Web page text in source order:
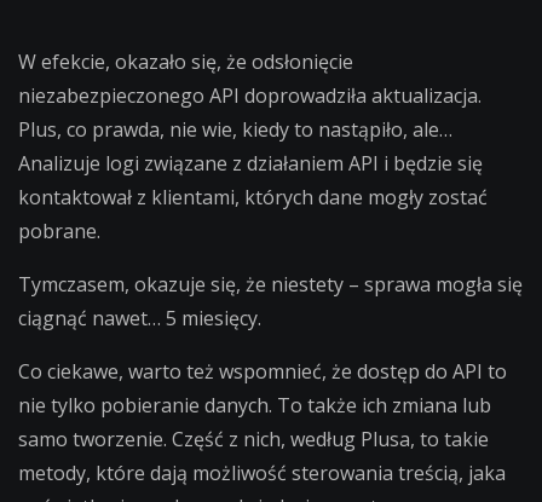
W efekcie, okazało się, że odsłonięcie
niezabezpieczonego API doprowadziła aktualizacja.
Plus, co prawda, nie wie, kiedy to nastąpiło, ale…
Analizuje logi związane z działaniem API i będzie się
kontaktował z klientami, których dane mogły zostać
pobrane.
Tymczasem, okazuje się, że niestety – sprawa mogła się
ciągnąć nawet… 5 miesięcy.
Co ciekawe, warto też wspomnieć, że dostęp do API to
nie tylko pobieranie danych. To także ich zmiana lub
samo tworzenie. Część z nich, według Plusa, to takie
metody, które dają możliwość sterowania treścią, jaka